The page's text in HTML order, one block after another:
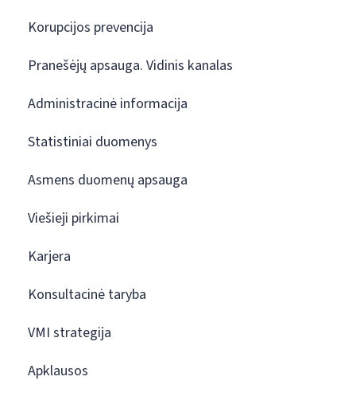
Korupcijos prevencija
Pranešėjų apsauga. Vidinis kanalas
Administracinė informacija
Statistiniai duomenys
Asmens duomenų apsauga
Viešieji pirkimai
Karjera
Konsultacinė taryba
VMI strategija
Apklausos